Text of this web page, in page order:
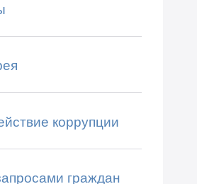
коррупции
граждан